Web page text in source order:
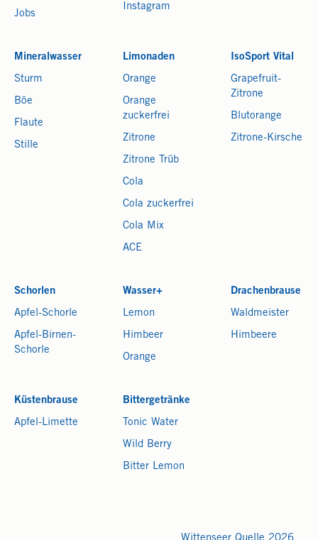
Mineralwasser
Sturm
Böe
Flaute
Stille
Limonaden
Orange
Orange
zuckerfrei
Zitrone
Zitrone Trüb
Cola
Cola zuckerfrei
Cola Mix
ACE
IsoSport Vital
Grapefruit-
Zitrone
Blutorange
Zitrone-Kirsche
Schorlen
Apfel-Schorle
Apfel-Birnen-
Schorle
Wasser+
Lemon
Himbeer
Orange
Drachenbrause
Waldmeister
Himbeere
Küstenbrause
Apfel-Limette
Bittergetränke
Tonic Water
Wild Berry
Bitter Lemon
Jobs
Instagram